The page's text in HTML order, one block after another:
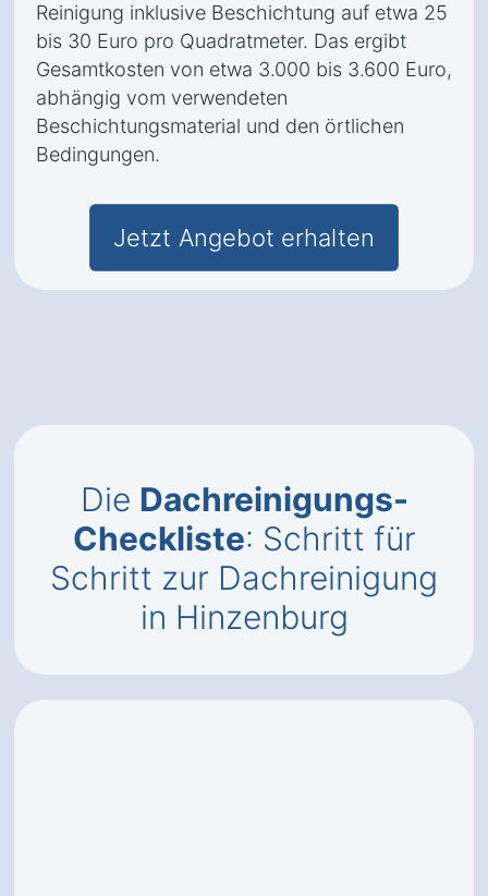
Reinigung inklusive Beschichtung auf etwa 25
bis 30 Euro pro Quadratmeter. Das ergibt
Gesamtkosten von etwa 3.000 bis 3.600 Euro,
abhängig vom verwendeten
Beschichtungsmaterial und den örtlichen
Bedingungen.
Jetzt Angebot erhalten
Die Dachreinigungs-
Checkliste: Schritt für
Schritt zur Dachreinigung
in Hinzenburg